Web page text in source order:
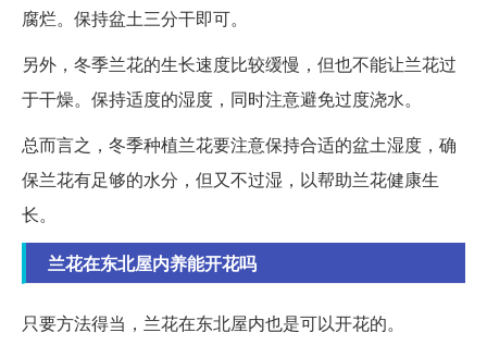
腐烂。保持盆土三分干即可。
另外，冬季兰花的生长速度比较缓慢，但也不能让兰花过
于干燥。保持适度的湿度，同时注意避免过度浇水。
总而言之，冬季种植兰花要注意保持合适的盆土湿度，确
保兰花有足够的水分，但又不过湿，以帮助兰花健康生
长。
兰花在东北屋内养能开花吗
只要方法得当，兰花在东北屋内也是可以开花的。